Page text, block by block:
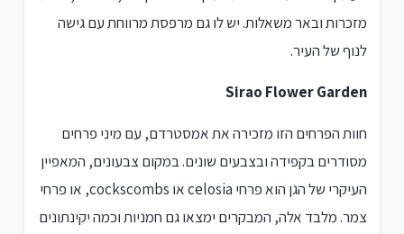
מזכרות ובאר משאלות. יש לו גם מרפסת מרווחת עם גישה
לנוף של העיר.
Sirao Flower Garden
חוות הפרחים הזו מזכירה את אמסטרדם, עם מיני פרחים
מסודרים בקפידה ובצבעים שונים. במקום צבעונים, המאפיין
העיקרי של הגן הוא פרחי celosia או cockscombs, או פרחי
צמר. מלבד אלה, המבקרים ימצאו גם חמניות וכמה יקינתונים